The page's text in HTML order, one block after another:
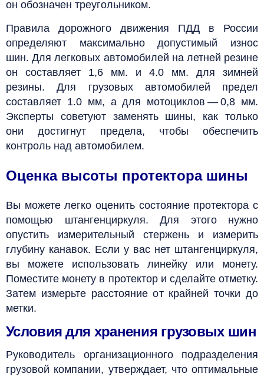
он обозначен треугольником.
Правила дорожного движения ПДД в России
определяют максимально допустимый износ
шин.Для легковых автомобилей на летней резине
он составляет 1,6 мм. и 4.0 мм. для зимней
резины. Для грузовых автомобилей предел
составляет 1.0 мм, а для мотоциклов — 0,8 мм.
Эксперты советуют заменять шины, как только
они достигнут предела, чтобы обеспечить
контроль над автомобилем.
Оценка высоты протектора шины
Вы можете легко оценить состояние протектора с
помощью штангенциркуля. Для этого нужно
опустить измерительный стержень и измерить
глубину канавок. Если у вас нет штангенциркуля,
вы можете использовать линейку или монету.
Поместите монету в протектор и сделайте отметку.
Затем измерьте расстояние от крайней точки до
метки.
Условия для хранения грузовых шин
Руководитель организационного подразделения
грузовой компании, утверждает, что оптимальные